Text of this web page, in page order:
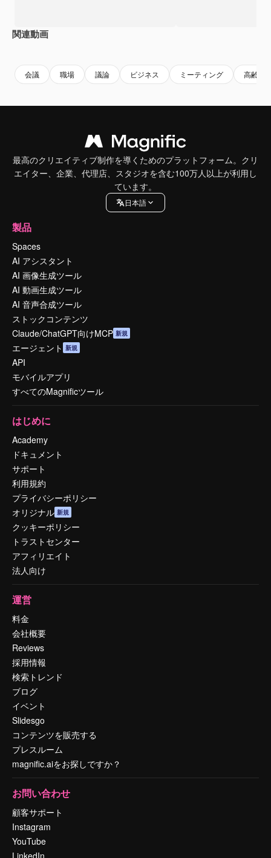
関連動画
会議 職場 議論 ビジネス ミーティング 高齢女
最高のクリエイティブ制作を導くためのプラットフォーム。クリ
エイター、企業、代理店、スタジオを含む100万人以上が利用し
ています。
日本語
製品
Spaces
AI アシスタント
AI 画像生成ツール
AI 動画生成ツール
AI 音声合成ツール
ストックコンテンツ
Claude/ChatGPT向けMCP 新規
エージェント 新規
API
モバイルアプリ
すべてのMagnificツール
はじめに
Academy
ドキュメント
サポート
利用規約
プライバシーポリシー
オリジナル 新規
クッキーポリシー
トラストセンター
アフィリエイト
法人向け
運営
料金
会社概要
Reviews
採用情報
検索トレンド
ブログ
イベント
Slidesgo
コンテンツを販売する
プレスルーム
magnific.aiをお探しですか？
お問い合わせ
顧客サポート
Instagram
YouTube
LinkedIn